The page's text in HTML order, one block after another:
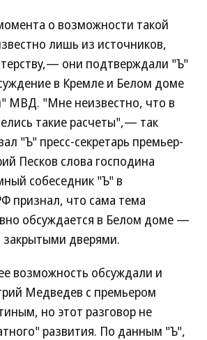
о возможности такой
лишь из источников,
они подтверждали "Ъ"
в Кремле и Белом доме
МВД. "Мне неизвестно, что в
такие расчеты",— так
"Ъ" пресс-секретарь премьер-
Песков слова господина
собеседник "Ъ" в
признал, что сама тема
обсуждается в Белом доме —
закрытыми дверями.
возможность обсуждали и
Медведев с премьером
но этот разговор не
развития. По данным "Ъ",